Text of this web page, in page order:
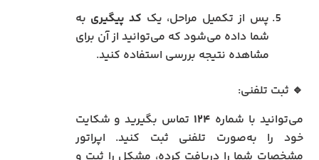
پس از تکمیل مراحل، یک کد پیگیری به
شما داده می‌شود که می‌توانید از آن برای
مشاهده نتیجه بررسی استفاده کنید.
🔹 ثبت تلفنی:
می‌توانید با شماره ۱۲۴ تماس بگیرید و شکایت
خود را به‌صورت تلفنی ثبت کنید. اپراتور